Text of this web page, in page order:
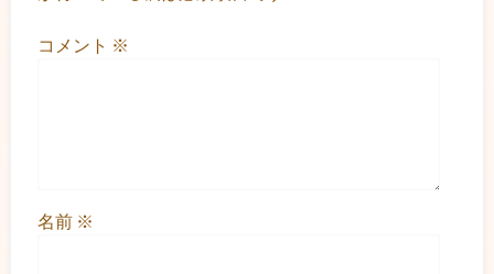
コメント ※
名前 ※